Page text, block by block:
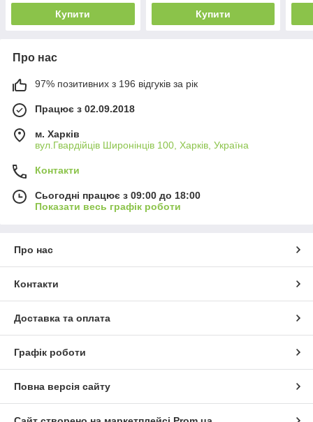
Купити Купити
Про нас
97% позитивних з 196 відгуків за рік
Працює з 02.09.2018
м. Харків
вул.Гвардійців Широнінців 100, Харків, Україна
Контакти
Сьогодні працює з 09:00 до 18:00
Показати весь графік роботи
Про нас
Контакти
Доставка та оплата
Графік роботи
Повна версія сайту